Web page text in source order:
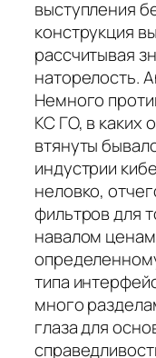
выступления
конструкция
рассчитывая
наторелость.
Немного
КС ГО, в каких
втянуты
индустрии
неловко,
фильтров для
навалом
типа
много
глаза для